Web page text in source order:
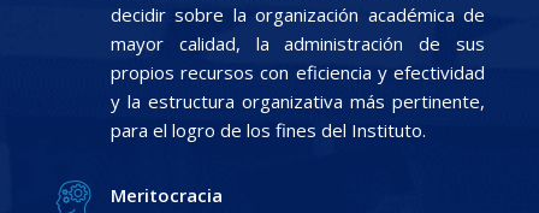
decidir sobre la organización académica de
mayor calidad, la administración de sus
propios recursos con eficiencia y efectividad
y la estructura organizativa más pertinente,
para el logro de los fines del Instituto.
Meritocracia